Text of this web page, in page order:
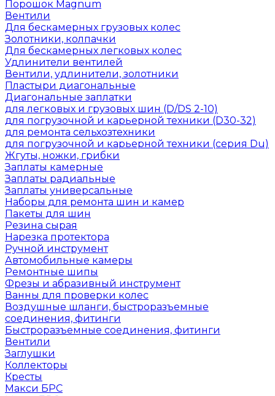
Порошок Magnum
Вентили
Для бескамерных грузовых колес
Золотники, колпачки
Для бескамерных легковых колес
Удлинители вентилей
Вентили, удлинители, золотники
Пластыри диагональные
Диагональные заплатки
для легковых и грузовых шин (D/DS 2-10)
для погрузочной и карьерной техники (D30-32)
для ремонта сельхозтехники
для погрузочной и карьерной техники (серия Du)
Жгуты, ножки, грибки
Заплаты камерные
Заплаты радиальные
Заплаты универсальные
Наборы для ремонта шин и камер
Пакеты для шин
Резина сырая
Нарезка протектора
Ручной инструмент
Автомобильные камеры
Ремонтные шипы
Фрезы и абразивный инструмент
Ванны для проверки колес
Воздушные шланги, быстроразъемные
соединения, фитинги
Быстроразъемные соединения, фитинги
Вентили
Заглушки
Коллекторы
Кресты
Макси БРС